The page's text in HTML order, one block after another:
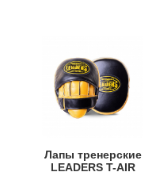
Лапы тренерские
LEADERS T-AIR